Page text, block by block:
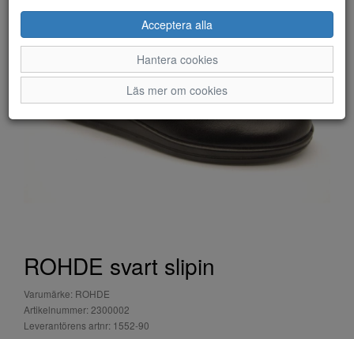
ROHDE svart slipin
Varumärke: ROHDE
Artikelnummer: 2300002
Leverantörens artnr: 1552-90
Acceptera alla
Hantera cookies
Läs mer om cookies